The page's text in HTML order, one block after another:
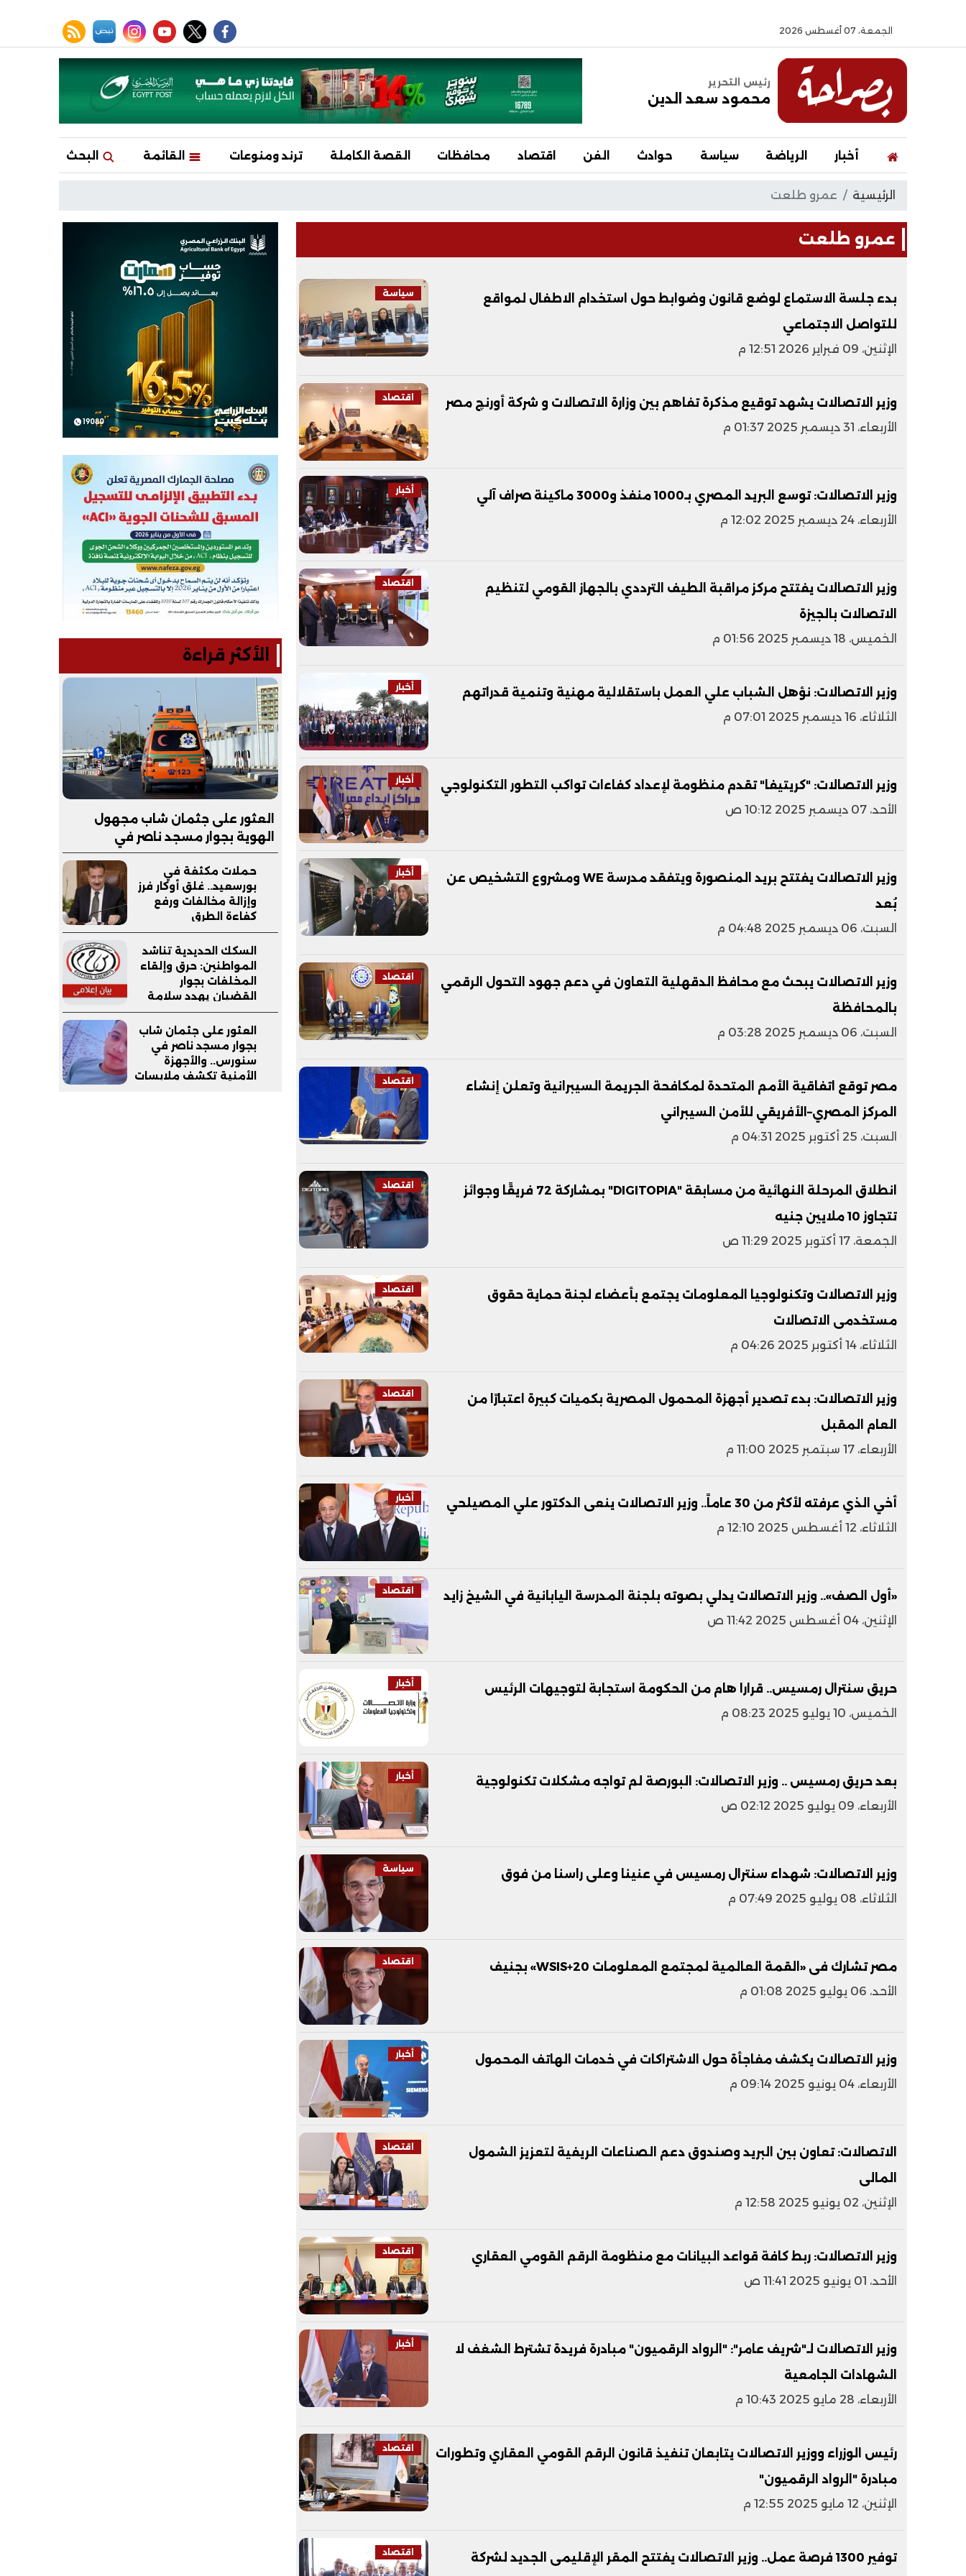
الجمعة، 07 أغسطس 2026
facebook
twitter
youtube
instagram
نبض rss feed
رئيس التحرير
محمود سعد الدين
أخبار الرياضة سياسة حوادث الفن اقتصاد محافظات القصة الكاملة ترند ومنوعات القائمة البحث
الرئيسية عمرو طلعت
عمرو طلعت
سياسة
بدء جلسة الاستماع لوضع قانون وضوابط حول استخدام الاطفال لمواقع
للتواصل الاجتماعي
الإثنين، 09 فبراير 2026 12:51 م
اقتصاد
وزير الاتصالات يشهد توقيع مذكرة تفاهم بين وزارة الاتصالات و شركة أورنچ مصر
الأربعاء، 31 ديسمبر 2025 01:37 م
أخبار
وزير الاتصالات: توسع البريد المصري بـ1000 منفذ و3000 ماكينة صراف آلي
الأربعاء، 24 ديسمبر 2025 12:02 م
اقتصاد
وزير الاتصالات يفتتح مركز مراقبة الطيف الترددي بالجهاز القومي لتنظيم
الاتصالات بالجيزة
الخميس، 18 ديسمبر 2025 01:56 م
أخبار
وزير الاتصالات: نؤهل الشباب علي العمل باستقلالية مهنية وتنمية قدراتهم
الثلاثاء، 16 ديسمبر 2025 07:01 م
أخبار
وزير الاتصالات: "كريتيفا" تقدم منظومة لإعداد كفاءات تواكب التطور التكنولوجي
الأحد، 07 ديسمبر 2025 10:12 ص
أخبار
وزير الاتصالات يفتتح بريد المنصورة ويتفقد مدرسة WE ومشروع التشخيص عن
بُعد
السبت، 06 ديسمبر 2025 04:48 م
اقتصاد
وزير الاتصالات يبحث مع محافظ الدقهلية التعاون في دعم جهود التحول الرقمي
بالمحافظة
السبت، 06 ديسمبر 2025 03:28 م
اقتصاد
مصر توقع اتفاقية الأمم المتحدة لمكافحة الجريمة السيبرانية وتعلن إنشاء
المركز المصري–الأفريقي للأمن السيبراني
السبت، 25 أكتوبر 2025 04:31 م
اقتصاد
انطلاق المرحلة النهائية من مسابقة "DIGITOPIA" بمشاركة 72 فريقًا وجوائز
تتجاوز 10 ملايين جنيه
الجمعة، 17 أكتوبر 2025 11:29 ص
اقتصاد
وزير الاتصالات وتكنولوجيا المعلومات يجتمع بأعضاء لجنة حماية حقوق
مستخدمى الاتصالات
الثلاثاء، 14 أكتوبر 2025 04:26 م
اقتصاد
وزير الاتصالات: بدء تصدير أجهزة المحمول المصرية بكميات كبيرة اعتبارًا من
العام المقبل
الأربعاء، 17 سبتمبر 2025 11:00 م
أخبار
أخي الذي عرفته لأكثر من 30 عاماً.. وزير الاتصالات ينعى الدكتور علي المصيلحي
الثلاثاء، 12 أغسطس 2025 12:10 م
اقتصاد
«أول الصف».. وزير الاتصالات يدلي بصوته بلجنة المدرسة اليابانية في الشيخ زايد
الإثنين، 04 أغسطس 2025 11:42 ص
أخبار
حريق سنترال رمسيس.. قرارا هام من الحكومة استجابة لتوجيهات الرئيس
الخميس، 10 يوليو 2025 08:23 م
أخبار
بعد حريق رمسيس .. وزير الاتصالات: البورصة لم تواجه مشكلات تكنولوجية
الأربعاء، 09 يوليو 2025 02:12 ص
سياسة
وزير الاتصالات: شهداء سنترال رمسيس في عنينا وعلى راسنا من فوق
الثلاثاء، 08 يوليو 2025 07:49 م
اقتصاد
مصر تشارك فى «القمة العالمية لمجتمع المعلومات WSIS+20» بجنيف
الأحد، 06 يوليو 2025 01:08 م
أخبار
وزير الاتصالات يكشف مفاجأة حول الاشتراكات في خدمات الهاتف المحمول
الأربعاء، 04 يونيو 2025 09:14 م
اقتصاد
الاتصالات: تعاون بين البريد وصندوق دعم الصناعات الريفية لتعزيز الشمول
المالى
الإثنين، 02 يونيو 2025 12:58 م
اقتصاد
وزير الاتصالات: ربط كافة قواعد البيانات مع منظومة الرقم القومي العقاري
الأحد، 01 يونيو 2025 11:41 ص
أخبار
وزير الاتصالات لـ"شريف عامر": "الرواد الرقميون" مبادرة فريدة تشترط الشغف لا
الشهادات الجامعية
الأربعاء، 28 مايو 2025 10:43 م
اقتصاد
رئيس الوزراء ووزير الاتصالات يتابعان تنفيذ قانون الرقم القومي العقاري وتطورات
مبادرة "الرواد الرقميون"
الإثنين، 12 مايو 2025 12:55 م
اقتصاد توفير 1300 فرصة عمل.. وزير الاتصالات يفتتح المقر الإقليمى الجديد لشركة
الأكثر قراءة
العثور على جثمان شاب مجهول
الهوية بجوار مسجد ناصر في
سنورس.. والتحقيقات تكشف
ملابسات الواقعة
حملات مكثفة في
بورسعيد.. غلق أوكار فرز
وإزالة مخالفات ورفع
كفاءة الطرق
السكك الحديدية تناشد
المواطنين: حرق وإلقاء
المخلفات بجوار
القضبان يهدد سلامة
القطارات والركاب
العثور على جثمان شاب
بجوار مسجد ناصر في
سنورس.. والأجهزة
الأمنية تكشف ملابسات